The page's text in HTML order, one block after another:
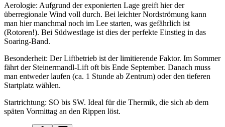
Aerologie: Aufgrund der exponierten Lage greift hier der
überregionale Wind voll durch. Bei leichter Nordströmung kann
man hier manchmal noch im Lee starten, was gefährlich ist
(Rotoren!). Bei Südwestlage ist dies der perfekte Einstieg in das
Soaring-Band.
Besonderheit: Der Liftbetrieb ist der limitierende Faktor. Im Sommer
fährt der Steinermandl-Lift oft bis Ende September. Danach muss
man entweder laufen (ca. 1 Stunde ab Zentrum) oder den tieferen
Startplatz wählen.
Startrichtung: SO bis SW. Ideal für die Thermik, die sich ab dem
späten Vormittag an den Rippen löst.